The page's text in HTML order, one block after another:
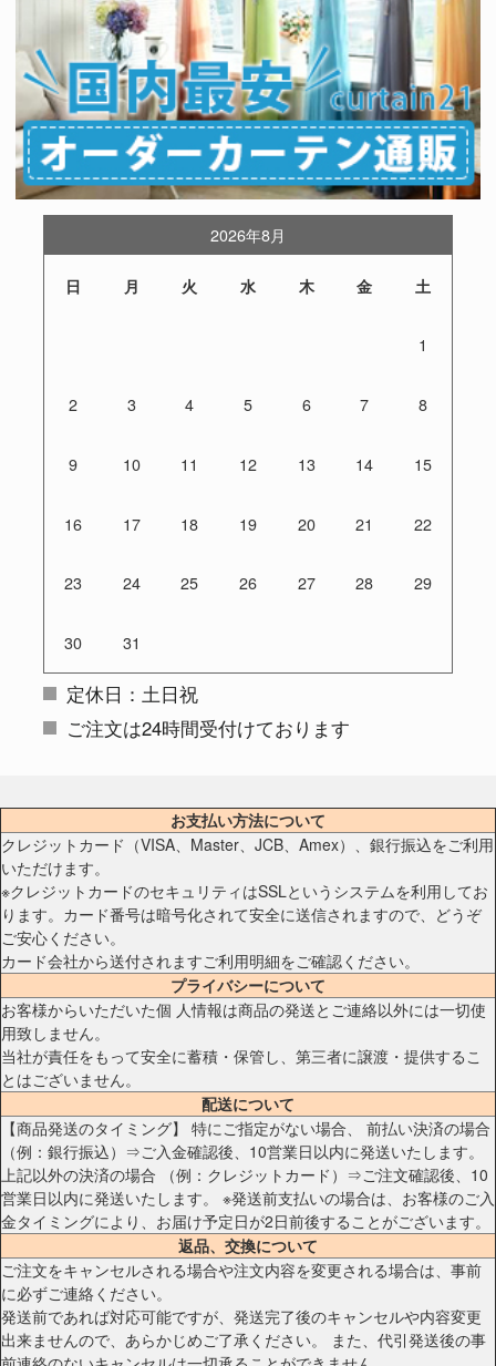
2026年8月
日 月 火 水 木 金 土
1
2 3 4 5 6 7 8
9 10 11 12 13 14 15
16 17 18 19 20 21 22
23 24 25 26 27 28 29
30 31
定休日：土日祝
ご注文は24時間受付けております
お支払い方法について
クレジットカード（VISA、Master、JCB、Amex）、銀行振込をご利用
いただけます。
※クレジットカードのセキュリティはSSLというシステムを利用してお
ります。カード番号は暗号化されて安全に送信されますので、どうぞ
ご安心ください。
カード会社から送付されますご利用明細をご確認ください。
プライバシーについて
お客様からいただいた個 人情報は商品の発送とご連絡以外には一切使
用致しません。
当社が責任をもって安全に蓄積・保管し、第三者に譲渡・提供するこ
とはございません。
配送について
【商品発送のタイミング】 特にご指定がない場合、 前払い決済の場合
（例：銀行振込）⇒ご入金確認後、10営業日以内に発送いたします。
上記以外の決済の場合 （例：クレジットカード）⇒ご注文確認後、10
営業日以内に発送いたします。 ※発送前支払いの場合は、お客様のご入
金タイミングにより、お届け予定日が2日前後することがございます。
返品、交換について
ご注文をキャンセルされる場合や注文内容を変更される場合は、事前
に必ずご連絡ください。
発送前であれば対応可能ですが、発送完了後のキャンセルや内容変更
出来ませんので、あらかじめご了承ください。 また、代引発送後の事